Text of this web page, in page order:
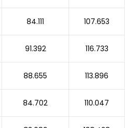
84.111 107.653
91.392 116.733
88.655 113.896
84.702 110.047